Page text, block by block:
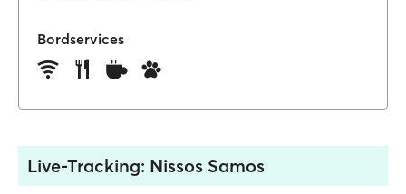
Bordservices
Live-Tracking: Nissos Samos